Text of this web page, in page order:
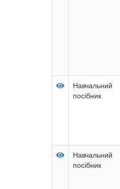
Навчальний
посібник
Навчальний
посібник